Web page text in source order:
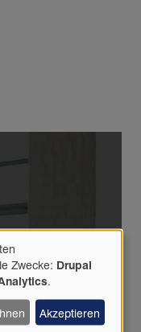
Zwecke: Drupal
.
Akzeptieren